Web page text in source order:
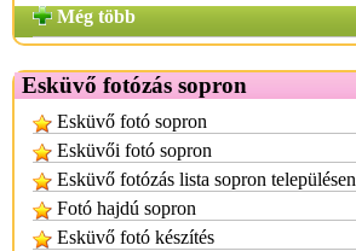
Még több
Esküvő fotózás sopron
Esküvő fotó sopron
Esküvői fotó sopron
Esküvő fotózás lista sopron településen
Fotó hajdú sopron
Esküvő fotó készítés